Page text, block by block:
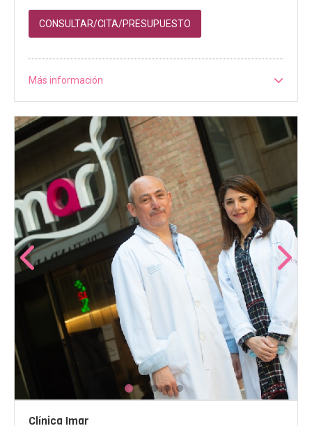
CONSULTAR/CITA/PRESUPUESTO
Más información
Clínica Imar